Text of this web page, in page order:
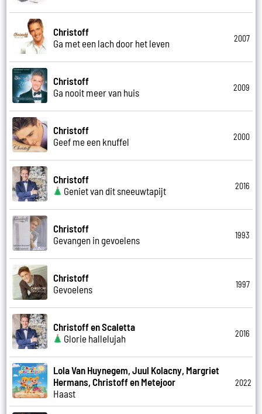
Christoff
Ga met een lach door het leven
2007
Christoff
Ga nooit meer van huis
2009
Christoff
Geef me een knuffel
2000
Christoff
Geniet van dit sneeuwtapijt
2016
Christoff
Gevangen in gevoelens
1993
Christoff
Gevoelens
1997
Christoff en Scaletta
Glorie hallelujah
2016
Lola Van Huynegem, Juul Kolacny, Margriet
Hermans, Christoff en Metejoor
Haast
2022